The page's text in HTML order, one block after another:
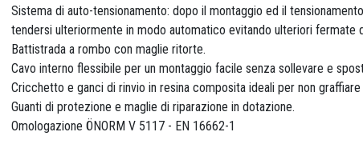
Sistema di auto-tensionamento: dopo il montaggio ed il
tendersi ulteriormente in modo automatico evitando ulteriori fermate
Battistrada a rombo con maglie ritorte.
Cavo interno flessibile per un montaggio facile senza sollevare e
Cricchetto e ganci di rinvio in resina composita ideali per non
Guanti di protezione e maglie di riparazione in dotazione.
Omologazione ÖNORM V 5117 - EN 16662-1